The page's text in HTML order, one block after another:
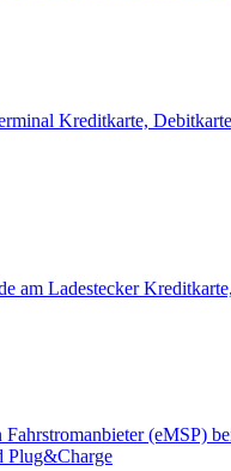
Kreditkarte,
am Ladestecker
(eMSP)
Plug&Charge